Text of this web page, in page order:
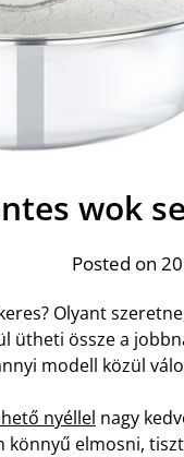
wok
Posted on
Olyant
ütheti össze a
modell közül
nyéllel nagy
könnyű elmosni,